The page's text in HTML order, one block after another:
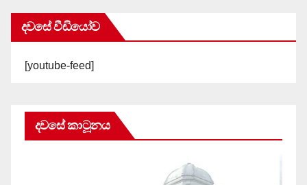
දවසේ වීඩියෝව
[youtube-feed]
දවසේ කාටූනය